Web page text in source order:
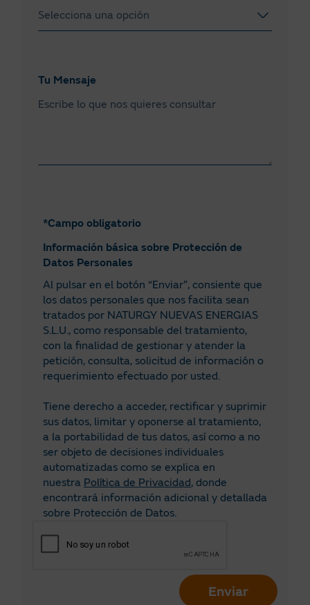
Coruña
Gipuzkoa
Girona
León
Lleida
Lugo
Madrid
Málaga
Murcia
Navarra
Ourense
Palencia
Palmas, Las Palmas
Pontevedra
Selecciona una opción
Empresas de transporte y distribución
Ayuntamientos y empresas de servicios
Tu Mensaje
*Campo obligatorio
Información básica sobre Protección de
Datos Personales
Al pulsar en el botón “Enviar”, consiente que
los datos personales que nos facilita sean
tratados por NATURGY NUEVAS ENERGIAS
S.L.U., como responsable del tratamiento,
con la finalidad de gestionar y atender la
petición, consulta, solicitud de información o
requerimiento efectuado por usted.
Tiene derecho a acceder, rectificar y suprimir
sus datos, limitar y oponerse al tratamiento,
a la portabilidad de tus datos, así como a no
ser objeto de decisiones individuales
automatizadas como se explica en
nuestra Política de Privacidad, donde
encontrará información adicional y detallada
sobre Protección de Datos.
Enviar